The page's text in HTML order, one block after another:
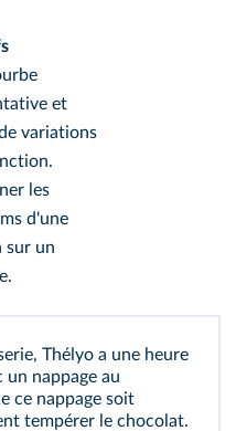
et
variations
les
d'une
sur un
Thélyo a une heure
un nappage au
ce nappage soit
tempérer le chocolat.